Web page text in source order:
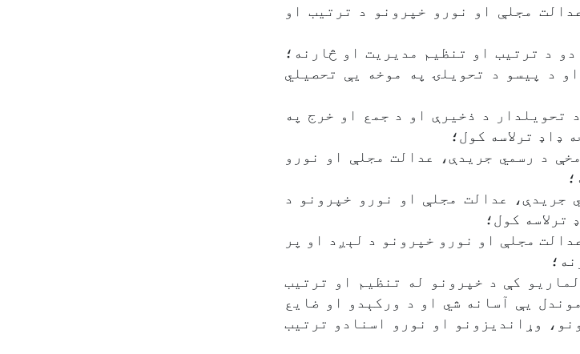
مجلې او نورو خپرونو د ترتیب او
د ترتیب او تنظیم مدیریت او څارنه؛
او د پیسو د تحویلۍ په موخه یې تحصیلي
تحویلدار د ذخیرې او د جمع او خرج په
ډاډ ترلاسه کول؛
د رسمي جریدې، عدالت مجلې او نورو
جریدې، عدالت مجلې او نورو خپرونو د
ترلاسه کول؛
مجلې او نورو خپرونو د لېږد او پر
کې د خپرونو له تنظیم او ترتیب
یې آسانه شي او د ورکېدو او ضایع
وړاندیزونو او نورو اسنادو ترتیب